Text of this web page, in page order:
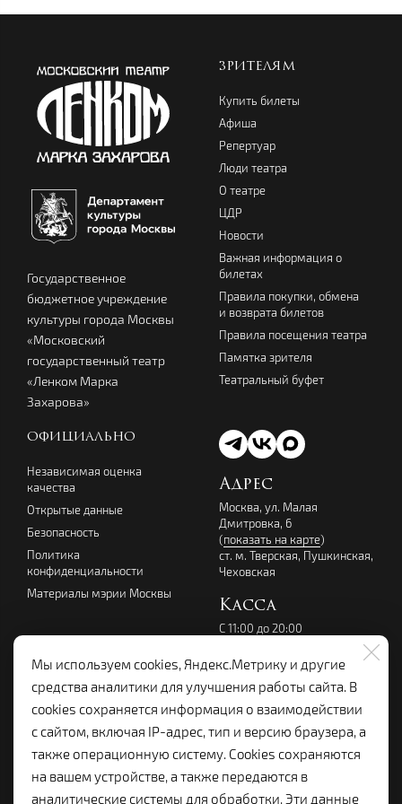
Государственное
бюджетное учреждение
культуры города Москвы
«Московский
государственный театр
«Ленком Марка
Захарова»
ЗРИТЕЛЯМ
Купить билеты
Афиша
Репертуар
Люди театра
О театре
ЦДР
Новости
Важная информация о
билетах
Правила покупки, обмена
и возврата билетов
Правила посещения театра
Памятка зрителя
Театральный буфет
ОФИЦИАЛЬНО
Независимая оценка
качества
Открытые данные
Безопасность
Политика
конфиденциальности
Материалы мэрии Москвы
Адрес
Москва, ул. Малая
Дмитровка, 6
(показать на карте)
ст. м. Тверская, Пушкинская,
Чеховская
Касса
С 11:00 до 20:00
без выходных
+7 (495) 699-07-08
kassalenkom@yandex.ru
Администрация
+7 (495) 699-19-92
lenkom.adm@yandex.ru
с 10:00 до 18:00
Мы используем cookies, Яндекс.Метрику и другие
средства аналитики для улучшения работы сайта. В
cookies сохраняется информация о взаимодействии
с сайтом, включая IP-адрес, тип и версию браузера, а
также операционную систему. Cookies сохраняются
на вашем устройстве, а также передаются в
аналитические системы для обработки. Эти данные